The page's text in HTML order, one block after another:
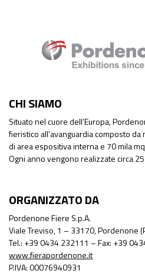
CHI SIAMO
Situato nel cuore dell’Europa,
fieristico all’avanguardia composto
di area espositiva interna e 70 mila
Ogni anno vengono realizzate circa
ORGANIZZATO DA
Pordenone Fiere S.p.A.
Viale Treviso, 1 – 33170, Pordenone
Tel.: +39 0434 232111 – Fax: +39
www.fierapordenone.it
P.IVA: 00076940931